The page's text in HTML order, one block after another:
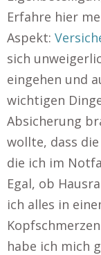
Erfahre hier
Aspekt:
sich
eingehen und
wichtigen
Absicherung
wollte, dass
die ich im
Egal, ob
ich alles in
habe ich mich